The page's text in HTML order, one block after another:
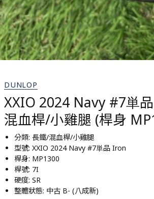
DUNLOP
XXIO 2024 Navy #7単
混血桿/小雞腿 (桿身
分類: 長鐵/混血桿/小雞腿
型號: XXIO 2024 Navy #7単品 Iron
桿身: MP1300
桿號: 7I
硬度: SR
整體狀態: 中古 B- (八成新)